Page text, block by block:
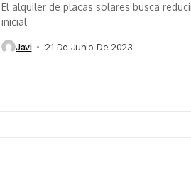
El alquiler de placas solares busca
inicial
Javi 21 De Junio De 2023